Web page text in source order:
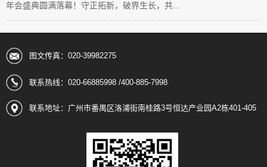
年会盛典圆满落幕！守正拓新，破界生长，共...
图文传真：020-39982275
联系热线：020-66885998 /400-885-7998
联系地址：广州市番禺区洛浦街南桂路3号恒达产业园A2栋401-405